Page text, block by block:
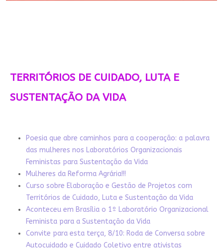
TERRITÓRIOS DE CUIDADO, LUTA E
SUSTENTAÇÃO DA VIDA
Poesia que abre caminhos para a cooperação: a palavra
das mulheres nos Laboratórios Organizacionais
Feministas para Sustentação da Vida
Mulheres da Reforma Agrária!!!
Curso sobre Elaboração e Gestão de Projetos com
Territórios de Cuidado, Luta e Sustentação da Vida
Aconteceu em Brasília o 1º Laboratório Organizacional
Feminista para a Sustentação da Vida
Convite para esta terça, 8/10: Roda de Conversa sobre
Autocuidado e Cuidado Coletivo entre ativistas